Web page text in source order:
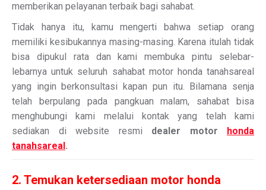
memberikan pelayanan terbaik bagi sahabat.
Tidak hanya itu, kamu mengerti bahwa setiap orang
memiliki kesibukannya masing-masing. Karena itulah tidak
bisa dipukul rata dan kami membuka pintu selebar-
lebarnya untuk seluruh sahabat motor honda tanahsareal
yang ingin berkonsultasi kapan pun itu. Bilamana senja
telah berpulang pada pangkuan malam, sahabat bisa
menghubungi kami melalui kontak yang telah kami
sediakan di website resmi dealer motor
honda
tanahsareal .
2. Temukan ketersediaan motor honda